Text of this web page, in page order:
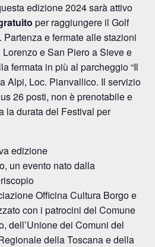
edizione 2024 sarà attivo
per raggiungere il Golf
e fermate alle stazioni
e San Piero a Sieve e
fermata in più al parcheggio “Il
Alpi, Loc. Pianvallico. Il servizio
26 posti, non è prenotabile e
la durata del Festival per
edizione
un evento nato dalla
Officina Cultura Borgo e
con i patrocini del Comune
dell’Unione dei Comuni del
della Toscana e della